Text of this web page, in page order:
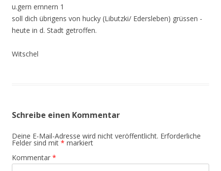
u.gern ernnern 1
soll dich übrigens von hucky (Libutzki/ Edersleben) grüssen -
heute in d. Stadt getroffen.
Witschel
Schreibe einen Kommentar
Deine E-Mail-Adresse wird nicht veröffentlicht. Erforderliche
Felder sind mit * markiert
Kommentar *